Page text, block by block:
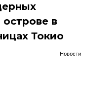
繁體字
в
Токио
Новости